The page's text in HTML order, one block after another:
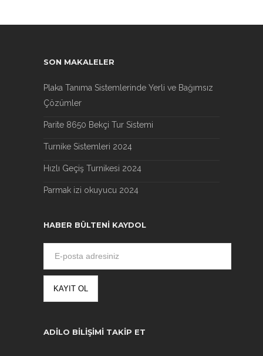
SON MAKALELER
Plaka Tanıma Sistemlerinde Yerli ve Bağımsız
Çözümler
Parite 8650 Bekçi Tur Sistemi
Turnike Sistemleri 2024
Hızlı Geçiş Turnikesi 2024
Parmak izi okuyucu 2024
HABER BÜLTENI KAYDOL
ADILO BILIŞIMI TAKIP ET